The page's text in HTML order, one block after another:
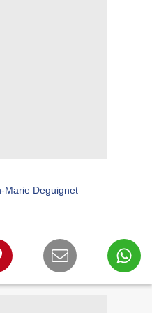
Marie Deguignet